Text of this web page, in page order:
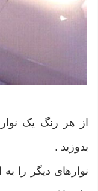
از هر رنگ یک
بدوزید .
نوارهای دیگر را به